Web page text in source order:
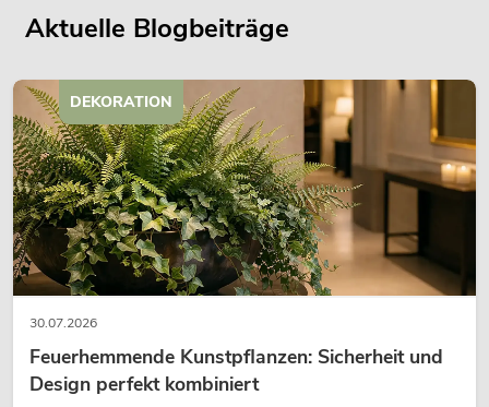
Aktuelle Blogbeiträge
30.07.2026
Feuerhemmende Kunstpflanzen: Sicherheit und
Design perfekt kombiniert
DEKORATION